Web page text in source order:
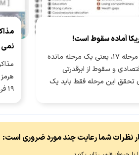
آماده سقوط است!
او آمریکا را در مرحله ۱۷، یعنی یک مرحله مانده
و سقوط از ابرقدرتی
تحقق این مرحله فقط باید یک
نظرات شما رعایت چند مورد ضروری است: